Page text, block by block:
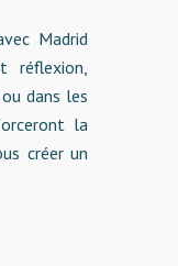
Madrid
réflexion,
dans les
la
créer un